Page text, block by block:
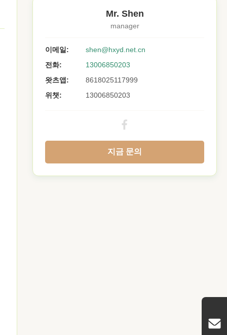
Mr. Shen
manager
이메일:
shen@hxyd.net.cn
전화:
13006850203
왓츠앱:
8618025117999
위챗:
13006850203
지금 문의